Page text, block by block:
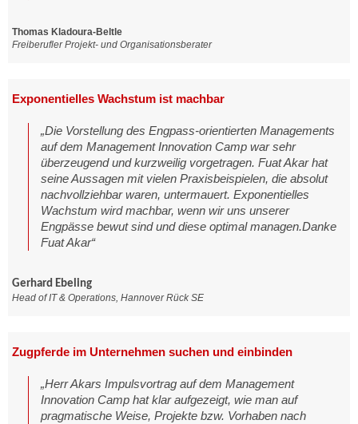
Thomas Kladoura-Beltle
Freiberufler Projekt- und Organisationsberater
Exponentielles Wachstum ist machbar
„Die Vorstellung des Engpass-orientierten Managements
auf dem Management Innovation Camp war sehr
überzeugend und kurzweilig vorgetragen. Fuat Akar hat
seine Aussagen mit vielen Praxisbeispielen, die absolut
nachvollziehbar waren, untermauert. Exponentielles
Wachstum wird machbar, wenn wir uns unserer
Engpässe bewut sind und diese optimal managen.Danke
Fuat Akar“
Gerhard Ebeling
Head of IT & Operations, Hannover Rück SE
Zugpferde im Unternehmen suchen und einbinden
„Herr Akars Impulsvortrag auf dem Management
Innovation Camp hat klar aufgezeigt, wie man auf
pragmatische Weise, Projekte bzw. Vorhaben nach